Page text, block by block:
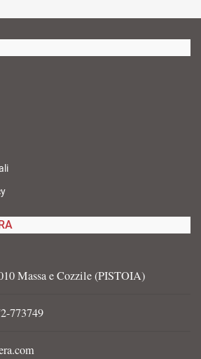
Massa e Cozzile (PISTOIA)
773749